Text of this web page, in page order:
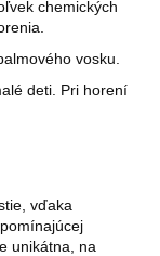
chemických
vosku.
deti. Pri horení
vďaka
unikátna, na